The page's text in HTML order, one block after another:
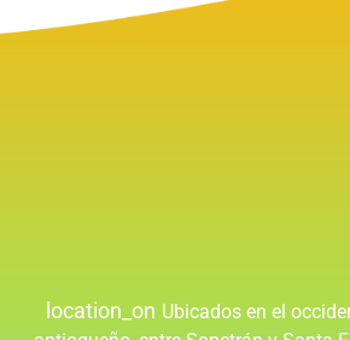
location_on Ubicados en el